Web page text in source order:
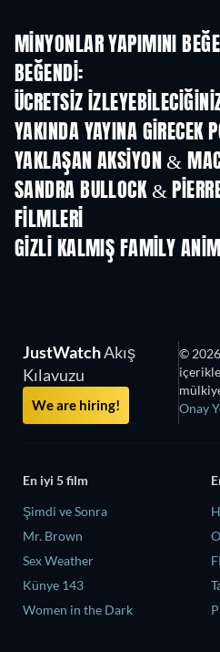
MINYONLAR YAPIMINI
BEĞENDI:
ÜCRETSIZ
YAKINDA YAYINA GIRECEK
YAKLAŞAN AKSIYON &
SANDRA BULLOCK &
FILMLERI
GIZLI KALMIŞ FAMILY
TV
JustWatchAkış
Kılavuzu
We are hiring!
©
Onay
En iyi 5 film
Şimdi ve Sonra
Mr. Brown
Sex Weather
Künye 143
Women in the Dark